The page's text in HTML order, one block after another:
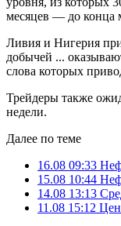
месяцев — до конца
Ливия и Нигерия
добычей ...
слова которых
Трейдеры также
недели.
Далее по теме
16.08 09:33
15.08 10:44
14.08 13:13
11.08 15:12